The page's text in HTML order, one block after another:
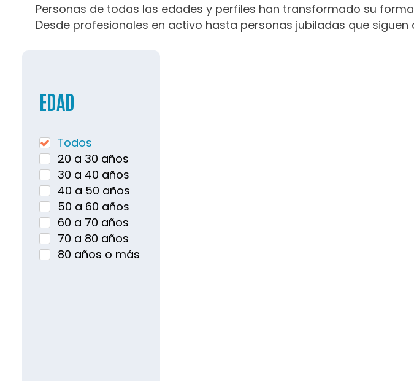
Personas de todas las edades y perfiles han transformado su
Desde profesionales en activo hasta personas jubiladas que
EDAD
Todos
20 a 30 años
30 a 40 años
40 a 50 años
50 a 60 años
60 a 70 años
70 a 80 años
80 años o más